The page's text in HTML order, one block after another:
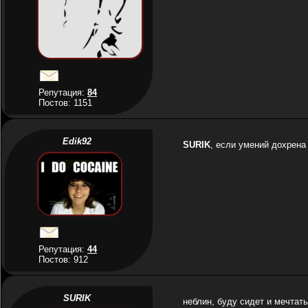
Репутация:84
Постов: 1151
Edik92
Репутация:44
Постов: 912
SURIK, если умений
SURIK неблин, буду сидет и